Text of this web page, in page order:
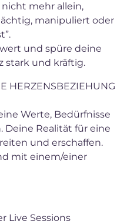
mehr allein,
manipuliert oder
und spüre deine
stark und kräftig.
HERZENSBEZIEHUNG
Werte, Bedürfnisse
Deine Realität für eine
und erschaffen.
mit einem/einer
Live Sessions